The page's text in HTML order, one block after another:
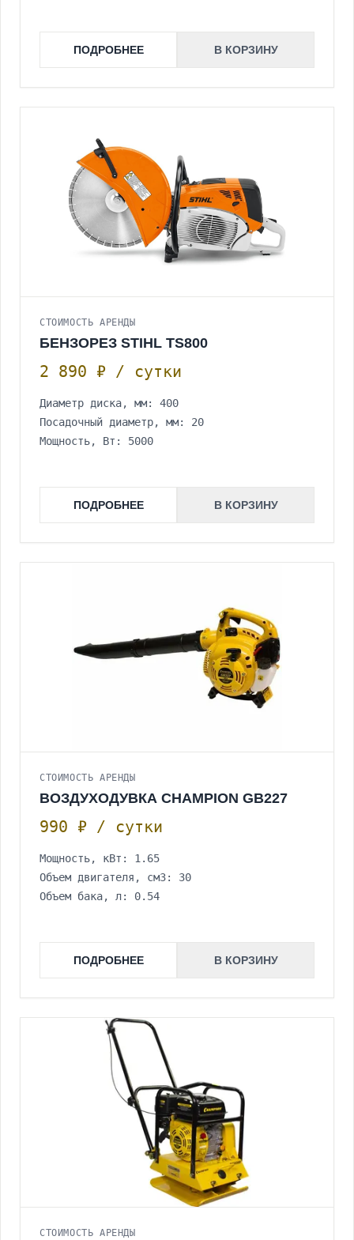
ПОДРОБНЕЕ В КОРЗИНУ
СТОИМОСТЬ АРЕНДЫ
БЕНЗОРЕЗ STIHL TS800
2 890 ₽ / сутки
Диаметр диска, мм: 400
Посадочный диаметр, мм: 20
Мощность, Вт: 5000
ПОДРОБНЕЕ В КОРЗИНУ
СТОИМОСТЬ АРЕНДЫ
ВОЗДУХОДУВКА CHAMPION GB227
990 ₽ / сутки
Мощность, кВт: 1.65
Объем двигателя, см3: 30
Объем бака, л: 0.54
ПОДРОБНЕЕ В КОРЗИНУ
СТОИМОСТЬ АРЕНДЫ